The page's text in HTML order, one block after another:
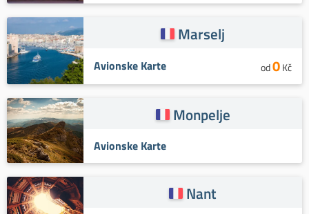
Marselj
Avionske Karte od0Kč
Monpelje
Avionske Karte
Nant